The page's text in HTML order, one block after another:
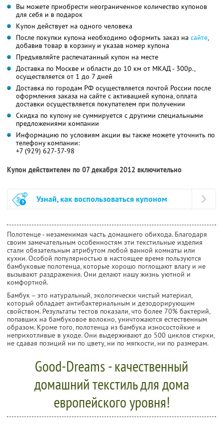
Вы можете приобрести неограниченное количество купонов
для себя и в подарок
Купон действует на одного человека
После покупки купона необходимо оформить заказ на сайте,
добавив товар в корзину и указав номер купона
Предъявляйте распечатанный купон на месте
Доставка по Москве и области до 10 км от МКАД - 300р.,
осуществляется от 1 до 7 дней
Доставка по городам РФ осуществляется почтой России после
оформления заказа на сайте с активацией купона, оплата
доставки осуществляется покупателем при получении
Скидка по купону не суммируется с другими специальными
предложениями компании
Информацию по условиям акции вы также можете уточнить по
телефону компании:
+7 (929) 627-37-98
Купон действителен по 07 декабря 2012 включительно
Узнай, как воспользоваться купоном
Полотенце - незаменимая часть домашнего обихода. Благодаря
своим замечательным особенностям эти текстильные изделия
стали обязательным атрибутом любой ванной комнаты или
кухни. Особой популярностью в настоящее время пользуются
бамбуковые полотенца, которые хорошо поглощают влагу и не
вызывают раздражения. Они делают нашу жизнь уютной и
комфортной.
Бамбук – это натуральный, экологически чистый материал,
который обладает антибактериальным и дезодорирующим
свойством. Результаты тестов показали, что более 70% бактерий,
попавших на бамбуковое волокно, уничтожаются естественным
образом. Кроме того, полотенца из бамбука износостойкие и
неприхотливые в уходе. Они выдерживают до 500 циклов стирки,
не сдавая позиций ни по цвету, ни по мягкости, ни по размерам.
Good-Dreams - качественный
домашний текстиль для дома
европейского уровня!